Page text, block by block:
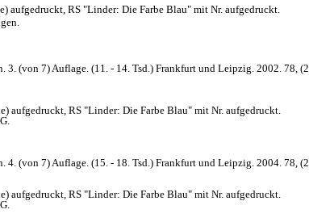
aufgedruckt, RS "Linder: Die Farbe Blau" mit Nr. aufgedruckt.
(von 7) Auflage. (11. - 14. Tsd.) Frankfurt und Leipzig. 2002. 78,
aufgedruckt, RS "Linder: Die Farbe Blau" mit Nr. aufgedruckt.
(von 7) Auflage. (15. - 18. Tsd.) Frankfurt und Leipzig. 2004. 78,
aufgedruckt, RS "Linder: Die Farbe Blau" mit Nr. aufgedruckt.